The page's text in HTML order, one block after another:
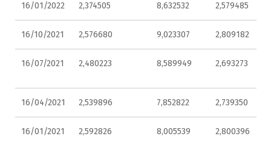
16/01/2022 2,374505 8,632532 2,579485
16/10/2021 2,576680 9,023307 2,809182
16/07/2021 2,480223 8,589949 2,693273
16/04/2021 2,539896 7,852822 2,739350
16/01/2021 2,592826 8,005539 2,800396